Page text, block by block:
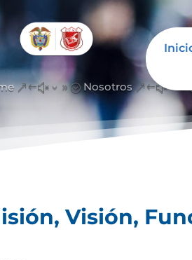
&#x39; Nosotros
Visión,